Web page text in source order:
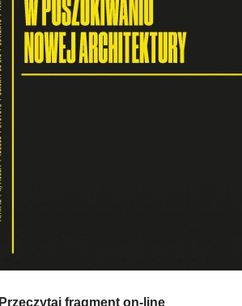
Przeczytaj fragment on-line